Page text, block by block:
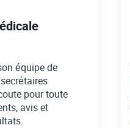
équipe de
pour toute
avis et